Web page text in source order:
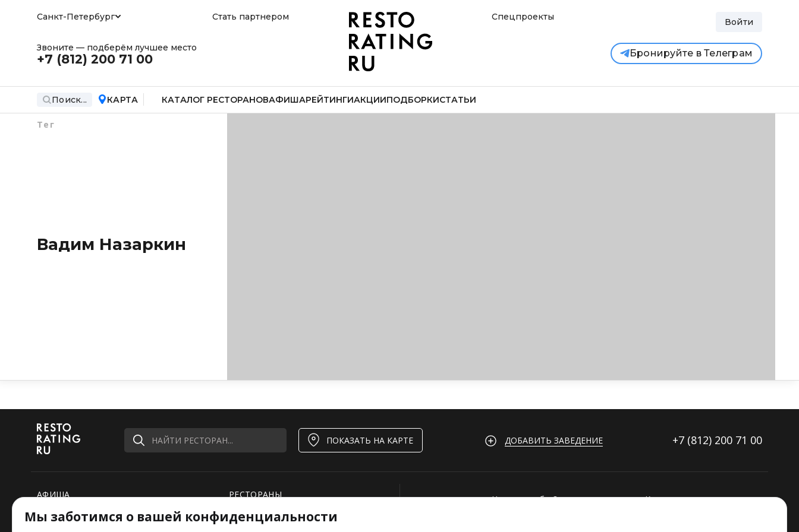
Санкт-Петербург Стать партнером Спецпроекты Войти
Звоните — подберём лучшее место
+7 (812) 200 71 00 Бронируйте в Телеграм
Поиск... КАРТА КАТАЛОГ РЕСТОРАНОВАФИШАРЕЙТИНГИАКЦИИПОДБОРКИСТАТЬИ
Тег
Вадим Назаркин
НАЙТИ РЕСТОРАН... ПОКАЗАТЬ НА КАРТЕ ДОБАВИТЬ ЗАВЕДЕНИЕ +7 (812) 200 71 00
АФИША
РЕСТОРАНЫ
РЕЙТИНГИ
НОВОСТИ
Нашли ошибку?
Контакты
Мы заботимся о вашей конфиденциальности